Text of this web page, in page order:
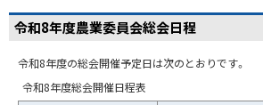
令和8年度農業委員会総会日程
令和8年度の総会開催予定日は次のとおりです。
令和8年度総会開催日程表